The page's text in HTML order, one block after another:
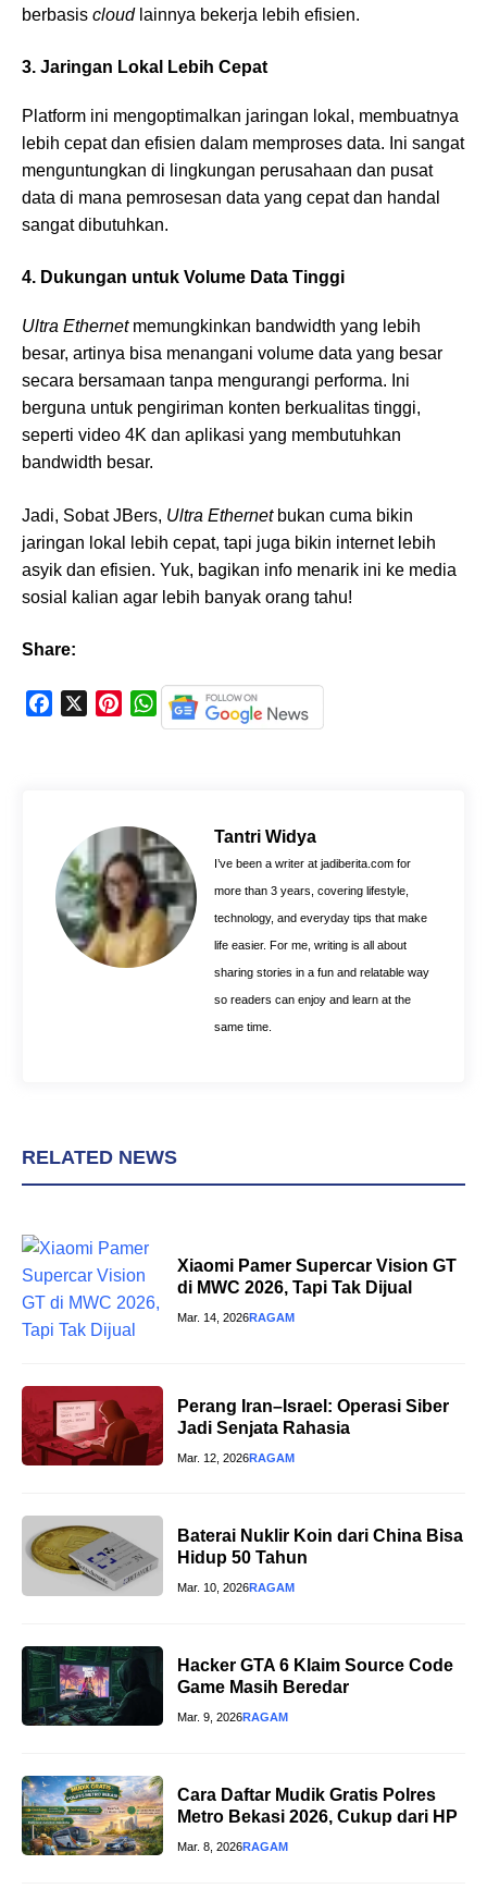
berbasis cloud lainnya bekerja lebih efisien.
3. Jaringan Lokal Lebih Cepat
Platform ini mengoptimalkan jaringan lokal, membuatnya
lebih cepat dan efisien dalam memproses data. Ini sangat
menguntungkan di lingkungan perusahaan dan pusat
data di mana pemrosesan data yang cepat dan handal
sangat dibutuhkan.
4. Dukungan untuk Volume Data Tinggi
Ultra Ethernetmemungkinkan bandwidth yang lebih
besar, artinya bisa menangani volume data yang besar
secara bersamaan tanpa mengurangi performa. Ini
berguna untuk pengiriman konten berkualitas tinggi,
seperti video 4K dan aplikasi yang membutuhkan
bandwidth besar.
Jadi, Sobat JBers, Ultra Ethernetbukan cuma bikin
jaringan lokal lebih cepat, tapi juga bikin internet lebih
asyik dan efisien. Yuk, bagikan info menarik ini ke media
sosial kalian agar lebih banyak orang tahu!
Share:
k
e
s
t
W
h
A
p
p
Tantri Widya
I’ve been a writer at jadiberita.com for
more than 3 years, covering lifestyle,
technology, and everyday tips that make
life easier. For me, writing is all about
sharing stories in a fun and relatable way
so readers can enjoy and learn at the
same time.
RELATED NEWS
Xiaomi Pamer Supercar Vision GT
di MWC 2026, Tapi Tak Dijual
Mar. 14, 2026RAGAM
Perang Iran–Israel: Operasi Siber
Jadi Senjata Rahasia
Mar. 12, 2026RAGAM
Baterai Nuklir Koin dari China Bisa
Hidup 50 Tahun
Mar. 10, 2026RAGAM
Hacker GTA 6 Klaim Source Code
Game Masih Beredar
Mar. 9, 2026RAGAM
Cara Daftar Mudik Gratis Polres
Metro Bekasi 2026, Cukup dari HP
Mar. 8, 2026RAGAM